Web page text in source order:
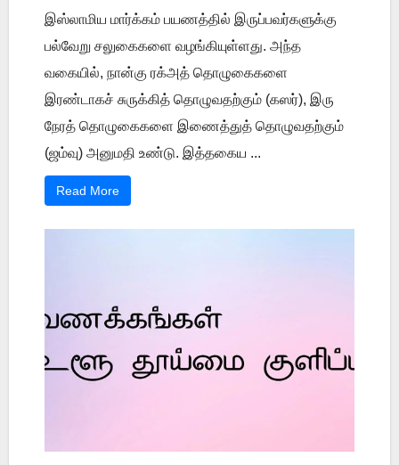
இஸ்லாமிய மார்க்கம் பயணத்தில் இருப்பவர்களுக்கு
பல்வேறு சலுகைகளை வழங்கியுள்ளது. அந்த
வகையில், நான்கு ரக்அத் தொழுகைகளை
இரண்டாகச் சுருக்கித் தொழுவதற்கும் (கஸர்), இரு
நேரத் தொழுகைகளை இணைத்துத் தொழுவதற்கும்
(ஜம்வு) அனுமதி உண்டு. இத்தகைய ...
Read More